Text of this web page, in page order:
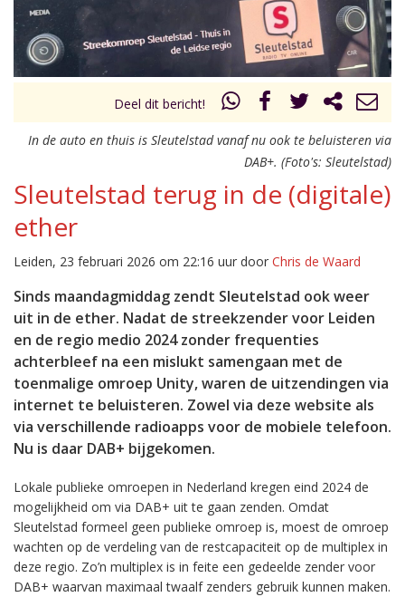
Deel dit bericht!
In de auto en thuis is Sleutelstad vanaf nu ook te beluisteren via
DAB+. (Foto's: Sleutelstad)
Sleutelstad terug in de (digitale)
ether
Leiden, 23 februari 2026 om 22:16 uur door Chris de Waard
Sinds maandagmiddag zendt Sleutelstad ook weer
uit in de ether. Nadat de streekzender voor Leiden
en de regio medio 2024 zonder frequenties
achterbleef na een mislukt samengaan met de
toenmalige omroep Unity, waren de uitzendingen via
internet te beluisteren. Zowel via deze website als
via verschillende radioapps voor de mobiele telefoon.
Nu is daar DAB+ bijgekomen.
Lokale publieke omroepen in Nederland kregen eind 2024 de
mogelijkheid om via DAB+ uit te gaan zenden. Omdat
Sleutelstad formeel geen publieke omroep is, moest de omroep
wachten op de verdeling van de restcapaciteit op de multiplex in
deze regio. Zo’n multiplex is in feite een gedeelde zender voor
DAB+ waarvan maximaal twaalf zenders gebruik kunnen maken.